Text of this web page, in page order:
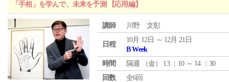
「手相」を学んで、未来を予測 【応用編】
講師 川野 文彰
日程
10月 12日 ～ 12月 21日
B Week
時間
隔週 （金） 13 ：10 ～ 14 ：30
回数
全6回